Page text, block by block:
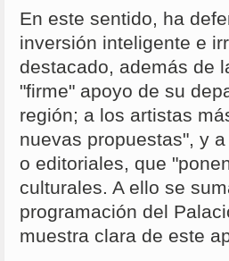
En este sentido, ha
inversión inteligente e
destacado, además de
"firme" apoyo de su
región; a los artistas
nuevas propuestas", y
o editoriales, que
culturales. A ello se
programación del
muestra clara de este